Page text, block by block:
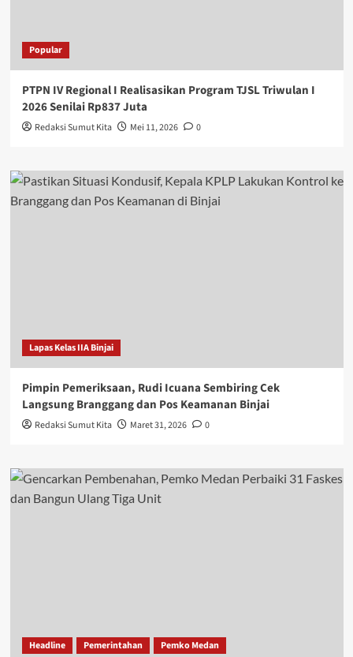
Popular
PTPN IV Regional I Realisasikan Program TJSL Triwulan I
2026 Senilai Rp837 Juta
Redaksi Sumut Kita Mei 11, 2026 0
Lapas Kelas IIA Binjai
Pimpin Pemeriksaan, Rudi Icuana Sembiring Cek
Langsung Branggang dan Pos Keamanan Binjai
Redaksi Sumut Kita Maret 31, 2026 0
Headline Pemerintahan Pemko Medan